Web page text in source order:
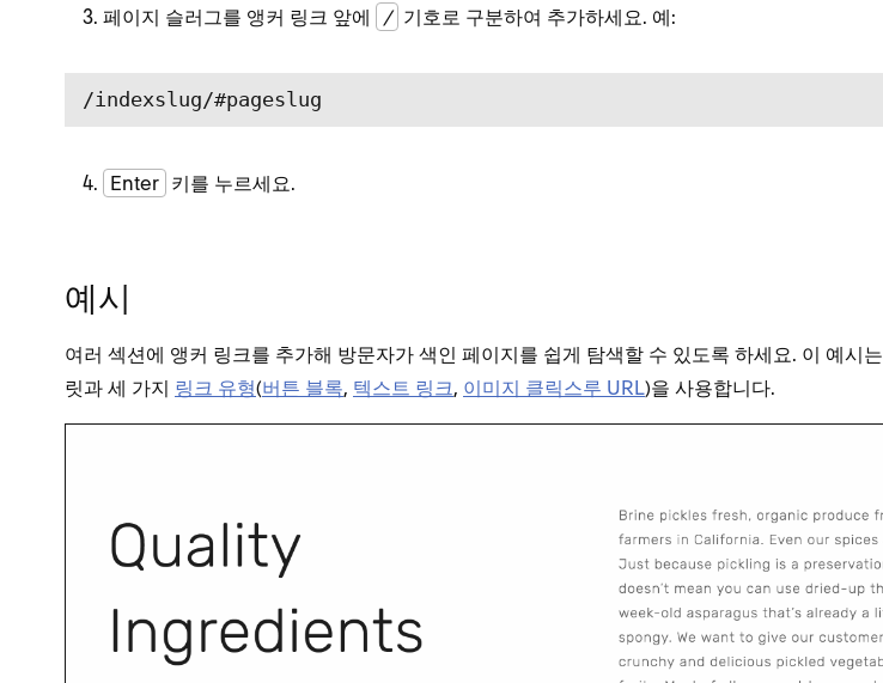
페이지 슬러그를 앵커 링크 앞에
/ 기호로 구분하여 추가하세요. 예:
/indexslug/#pageslug
Enter 키를 누르세요.
예시
여러 섹션에 앵커 링크를 추가해 방문자가 색인 페이지를 쉽게 탐색할 수 있도록 하세요. 이 예시는
릿과 세 가지 링크 유형(버튼 블록, 텍스트 링크, 이미지 클릭스루 URL)을 사용합니다.